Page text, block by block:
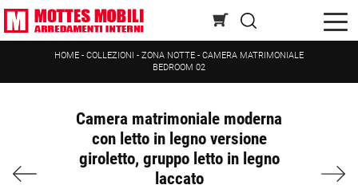
HOME - COLLEZIONI - ZONA NOTTE - CAMERA MATRIMONIALE
BEDROOM 02
Camera matrimoniale moderna
con letto in legno versione
giroletto, gruppo letto in legno
laccato